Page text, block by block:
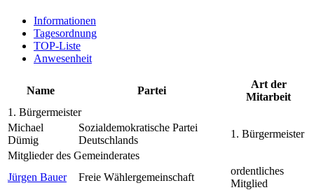
Informationen
Tagesordnung
TOP-Liste
Anwesenheit
Name Partei
Art der
Mitarbeit
1. Bürgermeister
Michael
Dümig
Sozialdemokratische Partei
Deutschlands
1. Bürgermeister
Mitglieder des Gemeinderates
Jürgen Bauer
Freie Wählergemeinschaft
ordentliches
Mitglied